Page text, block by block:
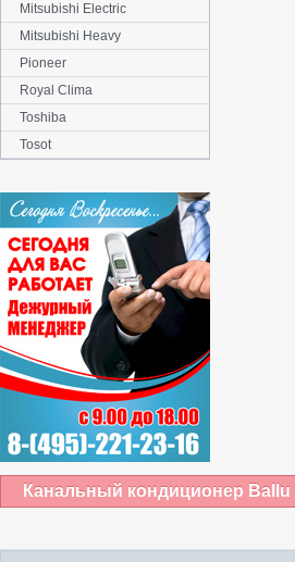
Mitsubishi Electric
Mitsubishi Heavy
Pioneer
Royal Clima
Toshiba
Tosot
Канальный кондиционер